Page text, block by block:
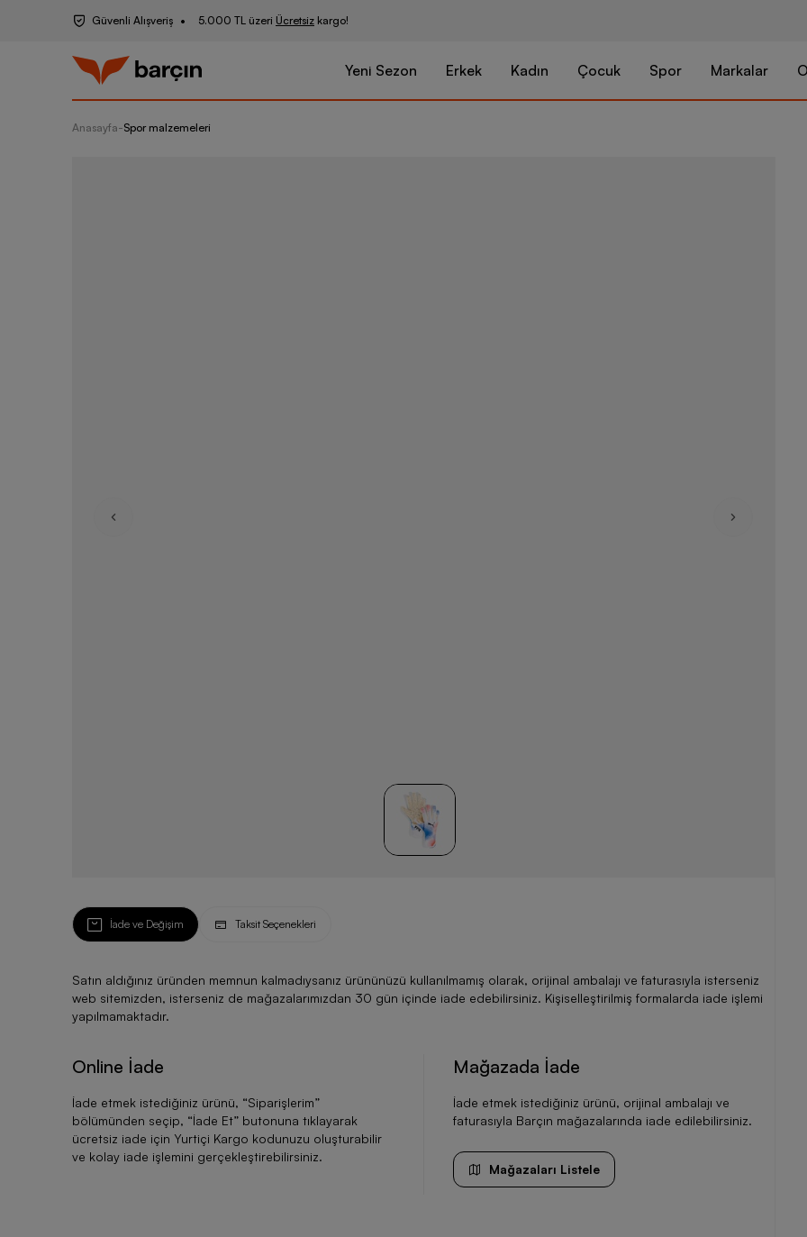
Güvenli Alışveriş 5.000 TL üzeri Ücretsiz kargo!
Yeni Sezon Erkek Kadın Çocuk Spor Markalar
Anasayfa-Spor malzemeleri
Puma
İade ve Değişim Taksit Seçenekleri
Satın aldığınız üründen memnun kalmadıysanız ürününüzü kullanılmamış olarak, orijinal ambalajı ve faturasıyla isterseniz
web sitemizden, isterseniz de mağazalarımızdan 30 gün içinde iade edebilirsiniz. Kişiselleştirilmiş formalarda iade işlemi
yapılmamaktadır.
Online İade
İade etmek istediğiniz ürünü, “Siparişlerim”
bölümünden seçip, “İade Et” butonuna tıklayarak
ücretsiz iade için Yurtiçi Kargo kodunuzu oluşturabilir
ve kolay iade işlemini gerçekleştirebilirsiniz.
Mağazada İade
İade etmek istediğiniz ürünü, orijinal ambalajı ve
faturasıyla Barçın mağazalarında iade edilebilirsiniz.
Mağazaları Listele